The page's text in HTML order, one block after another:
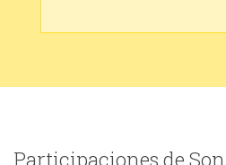
Participaciones de